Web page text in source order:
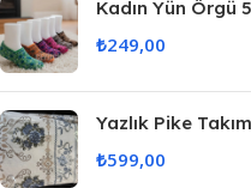
Kadın Yün Örgü
₺249,00
Yazlık Pike
₺599,00